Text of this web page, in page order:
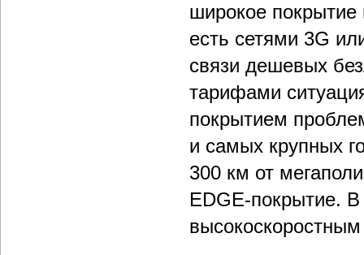
широкое покрытие
есть сетями 3G
связи дешевых
тарифами
покрытием
и самых крупных
300 км от
EDGE-покрытие.